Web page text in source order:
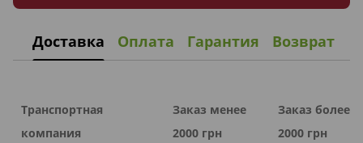
Доставка Оплата Гарантия Возврат
Транспортная
компания
Заказ менее
2000 грн
Заказ более
2000 грн